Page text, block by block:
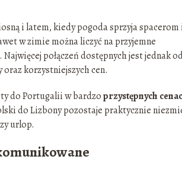
i latem, kiedy pogoda sprzyja spacerom
w zimie można liczyć na przyjemne
. Najwięcej połączeń dostępnych jest jednak
korzystniejszych cen.
do Portugalii w bardzoprzystępnych
do Lizbony pozostaje praktycznie
urlop.